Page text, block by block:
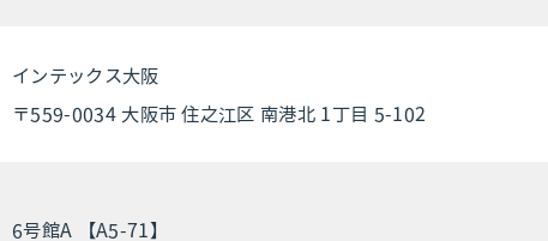
インテックス大阪
〒559-0034 大阪市 住之江区 南港北 1丁目 5-102
6号館A 【A5-71】